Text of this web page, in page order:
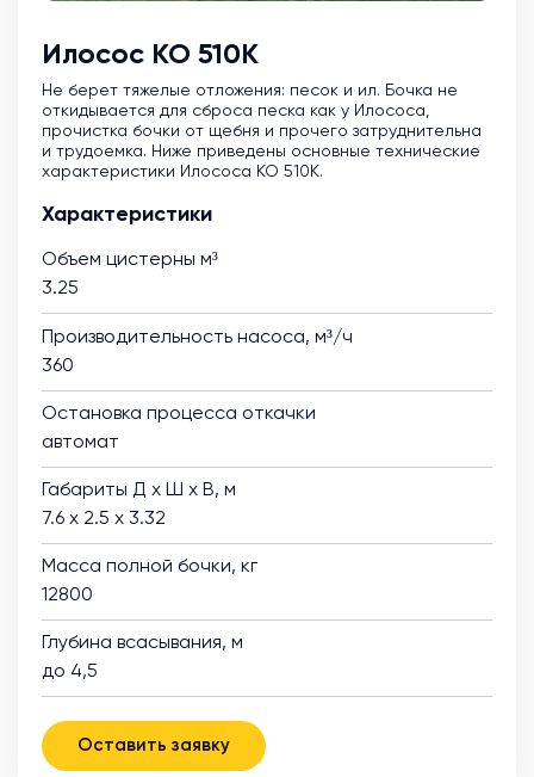
Илосос КО 510К
Не берет тяжелые отложения: песок и ил. Бочка не
откидывается для сброса песка как у Илососа,
прочистка бочки от щебня и прочего затруднительна
и трудоемка. Ниже приведены основные технические
характеристики Илососа КО 510К.
Характеристики
Объем цистерны м³
3.25
Производительность насоса, м³/ч
360
Остановка процесса откачки
автомат
Габариты Д х Ш х В, м
7.6 х 2.5 х 3.32
Масса полной бочки, кг
12800
Глубина всасывания, м
до 4,5
Оставить заявку